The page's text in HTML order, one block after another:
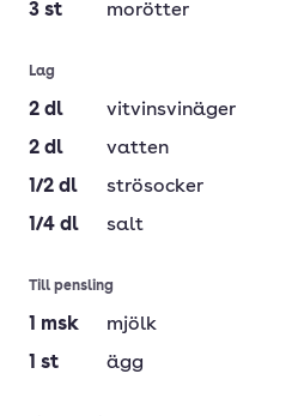
3 st morötter
Lag
2 dl
vitvinsvinäger
2 dl
vatten
1/2 dl
strösocker
1/4 dl salt
Till pensling
1 msk
mjölk
1 st ägg